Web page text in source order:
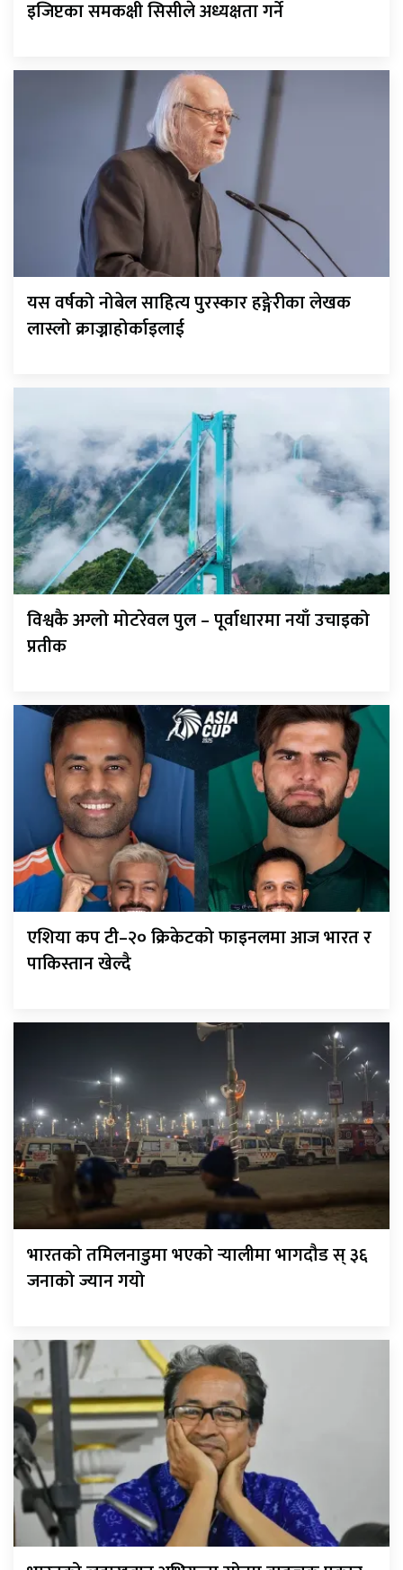
इजिप्टका समकक्षी सिसीले अध्यक्षता गर्ने
यस वर्षको नोबेल साहित्य पुरस्कार हङ्गेरीका लेखक
लास्लो क्राज्नाहोर्काइलाई
विश्वकै अग्लो मोटरेवल पुल – पूर्वाधारमा नयाँ उचाइको
प्रतीक
एशिया कप टी–२० क्रिकेटको फाइनलमा आज भारत र
पाकिस्तान खेल्दै
भारतको तमिलनाडुमा भएको र्‍यालीमा भागदौड स् ३६
जनाको ज्यान गयो